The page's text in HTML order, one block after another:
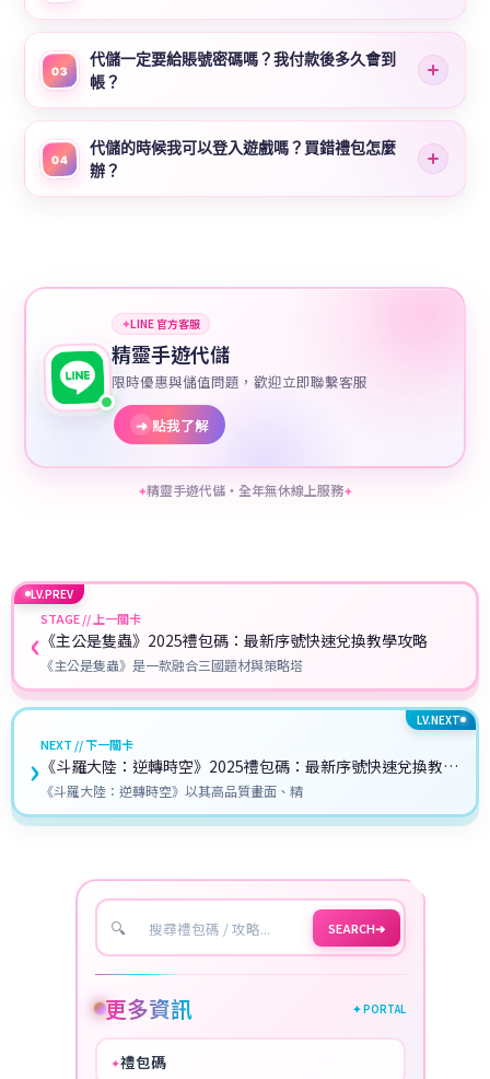
03
代儲一定要給賬號密碼嗎？我付款後多久會到
帳？
04
代儲的時候我可以登入遊戲嗎？買錯禮包怎麼
辦？
✦LINE 官方客服
精靈手遊代儲
限時優惠與儲值問題，歡迎立即聯繫客服
➜ 點我了解
✦精靈手遊代儲・全年無休線上服務✦
LV.PREV
‹STAGE // 上一關卡
《主公是隻蟲》2025禮包碼：最新序號快速兌換教學攻略
《主公是隻蟲》是一款融合三國題材與策略塔
LV.NEXT
NEXT // 下一關卡
《斗羅大陸：逆轉時空》2025禮包碼：最新序號快速兌換教學
攻略
《斗羅大陸：逆轉時空》以其高品質畫面、精
›
🔍 SEARCH➔
更多資訊 ✦ PORTAL
✦禮包碼